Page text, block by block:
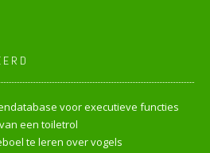
voor executieve functies
een toiletrol
te leren over vogels